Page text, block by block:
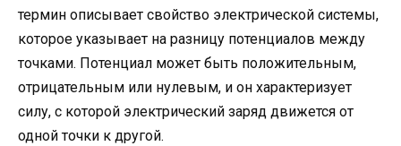
термин описывает свойство электрической системы,
которое указывает на разницу потенциалов между
точками. Потенциал может быть положительным,
отрицательным или нулевым, и он характеризует
силу, с которой электрический заряд движется от
одной точки к другой.